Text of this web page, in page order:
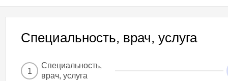
Специальность, врач, услуга
1
Специальность,
врач, услуга